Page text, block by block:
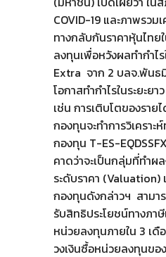
COVID-19 และภาพรว
ทางกลับกันราคาหุ้นไทย
ลงทุนเพื่อหวังผลทำกำไ
Extra จาก 2 บลจ.พันธ
โอกาสทำกำไรในระยะ
เช่น การเติบโตของรา
กองทุนจะทำการวิเครา
กองทุน T-ES-
คาดว่าจะเป็นกลุ่มที่ทำผ
ระดับราคา (Valuation)
กองทุนดังกล่าวฯ สามาร
รับสิทธิประโยชน์ทางภ
หน่วยลงทุนภายใน 3 เ
วงเงินซื้อหน่วยลงทุนขอ